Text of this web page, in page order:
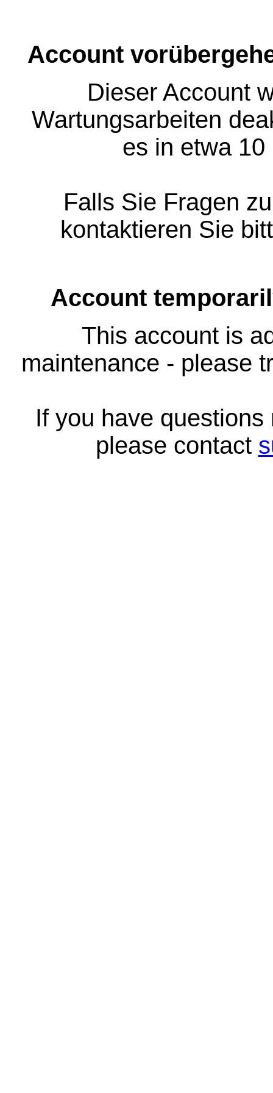
Account
Dieser Account
Wartungsarbeiten
es in etwa
Falls Sie Fragen
kontaktieren Sie
Account
This account is
maintenance - please
If you have
please contact